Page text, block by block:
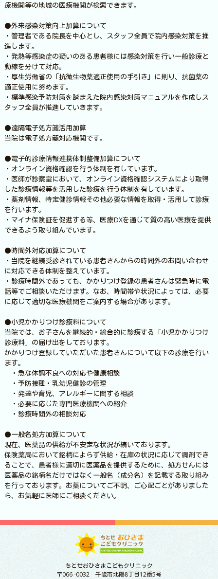
療機関等の地域の医療機関が検索できます。
●外来感染対策向上加算について
・管理者である院長を中心とし、スタッフ全員で院内感染対策を推
進します。
・発熱等感染症の疑いのある患者様には感染対策を行い一般診療と
動線を分けて対応。
・厚生労働省の「抗微生物薬適正使用の手引き」に則り、抗菌薬の
適正使用に努めます。
・標準感染予防対策を踏まえた院内感染対策マニュアルを作成しス
タッフ全員が推進していきます。
●遠隔電子処方箋活用加算
当院は電子処方箋対応機関です。
●電子的診療情報連携体制整備加算について
・オンライン資格確認を行う体制を有しています。
・医師が診察室において、オンライン資格確認システムにより取得
した診療情報等を活用した診療を行う体制を有しています。
・薬剤情報、特定健診情報その他必要な情報を取得・活用して診療
を行います。
・マイナ保険証を促進する等、医療DXを通じて質の高い医療を提供
できるよう取り組んでいます。
●時間外対応加算について
・当院を継続受診されている患者さんからの時間外のお問い合わせ
に対応できる体制を整えています。
・診療時間外であっても、かかりつけ登録の患者さんは緊急時に電
話等でご相談いただけます。なお、時間帯や状況によっては、必要
に応じて適切な医療機関をご案内する場合があります。
●小児かかりつけ診療料について
当院では、お子さんを継続的・総合的に診療する「小児かかりつけ
診療料」の届け出をしております。
かかりつけ登録していただいた患者さんについて以下の診療を行い
ます。
・急な体調不良への対応や健康相談
・予防接種・乳幼児健診の管理
・発達や育児、アレルギーに関する相談
・必要に応じた専門医療機関への紹介
・診療時間外の相談対応
●一般名処方加算について
現在、医薬品の供給が不安定な状況が続いております。
保険薬局において銘柄によらず供給・在庫の状況に応じて調剤でき
ることで、患者様に適切に医薬品を提供するために、処方せんには
医薬品の銘柄名だけではなく一般名（成分名）を記載する取り組み
を行っております。お薬についてご不明、ご心配ごとがありました
ら、お気軽に医師にご相談ください。
ちとせおひさまこどもクリニック
〒066 -0032 千歳市北陽8丁目12番5号